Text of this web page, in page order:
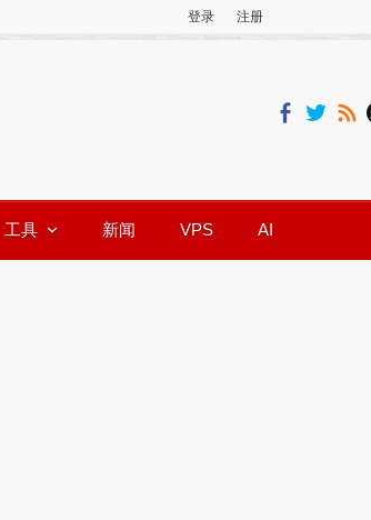
登录 注册
工具 新闻 VPS AI